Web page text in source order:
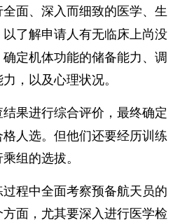
面、深入而细致的医学、生
以了解申请人有无临床上尚没
定机体功能的储备能力、调
，以及心理状况。
果进行综合评价 ，最终确定
人选。但他们还要经历训练
组的选拔。
程中全面考察预备航天员的
面，尤其要深入进行医学检